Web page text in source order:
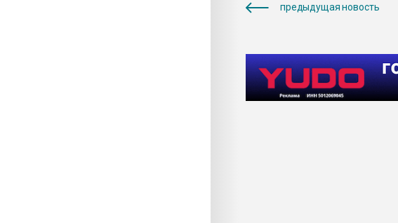
предыдущая новость